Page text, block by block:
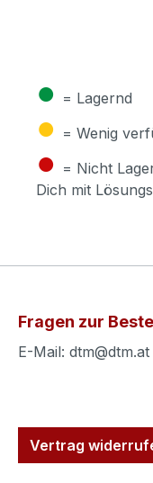
● = Lagernd
● = Wenig
● = Nicht
Dich mit
Fragen zur
E-Mail: dtm@dtm.at
Vertrag